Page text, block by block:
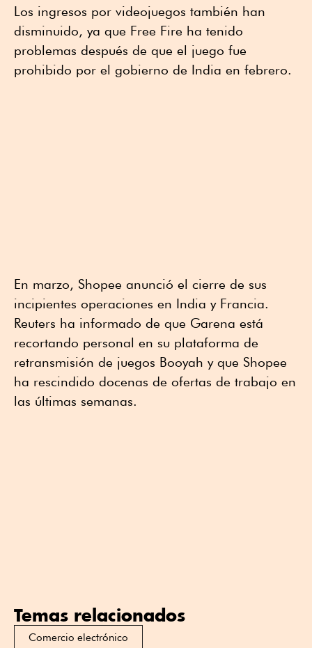
Los ingresos por videojuegos también han
disminuido, ya que Free Fire ha tenido
problemas después de que el juego fue
prohibido por el gobierno de India en febrero.
En marzo, Shopee anunció el cierre de sus
incipientes operaciones en India y Francia.
Reuters ha informado de que Garena está
recortando personal en su plataforma de
retransmisión de juegos Booyah y que Shopee
ha rescindido docenas de ofertas de trabajo en
las últimas semanas.
Temas relacionados
Comercio electrónico